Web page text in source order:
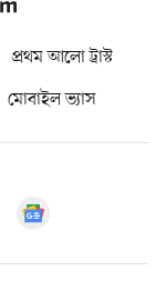
প্রথম আলো ট্রাস্ট
মোবাইল ভ্যাস